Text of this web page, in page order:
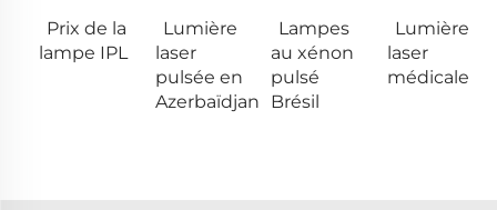
Prix de la
lampe IPL
Lumière
laser
pulsée en
Azerbaïdjan
Lampes
au xénon
pulsé
Brésil
Lumière
laser
médicale